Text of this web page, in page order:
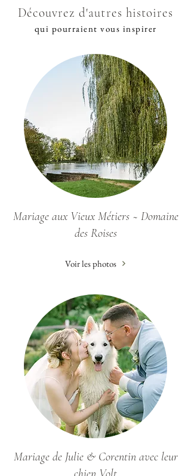
Découvrez d'autres histoires
qui pourraient vous inspirer
Mariage aux Vieux Métiers ~ Domaine
des Roises
Voir les photos
Mariage de Julie & Corentin avec leur